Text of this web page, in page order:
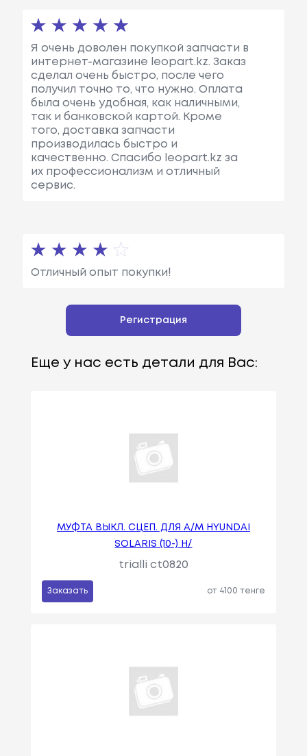
Я очень доволен покупкой запчасти в
интернет-магазине leopart.kz. Заказ
сделал очень быстро, после чего
получил точно то, что нужно. Оплата
была очень удобная, как наличными,
так и банковской картой. Кроме
того, доставка запчасти
производилась быстро и
качественно. Спасибо leopart.kz за
их профессионализм и отличный
сервис.
Отличный опыт покупки!
Регистрация
Еще у нас есть детали для Вас:
МУФТА ВЫКЛ. СЦЕП. ДЛЯ А/М HYUNDAI
SOLARIS (10-) Н/
trialli ct0820
Заказать от 4100 тенге